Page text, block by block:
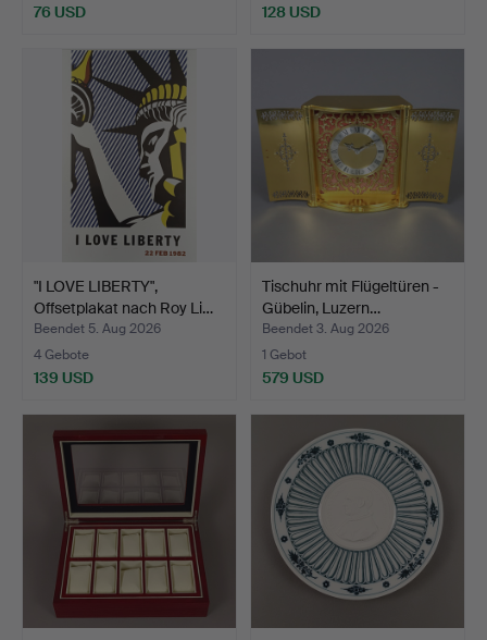
76 USD 128 USD
"I LOVE LIBERTY",
Offsetplakat nach Roy Li…
Beendet 5. Aug 2026
4 Gebote
139 USD
Tischuhr mit Flügeltüren -
Gübelin, Luzern…
Beendet 3. Aug 2026
1 Gebot
579 USD